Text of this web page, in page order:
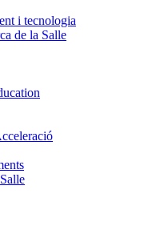
i tecnologia
de la Salle